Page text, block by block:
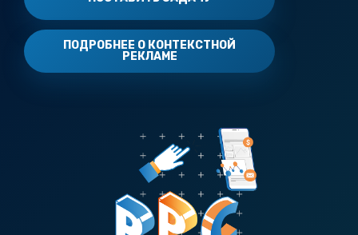
ПОДРОБНЕЕ О КОНТЕКСТНОЙ
РЕКЛАМЕ